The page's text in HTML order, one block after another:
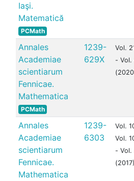
Iaşi.
Matematică
PCMath
Annales
Academiae
scientiarum
Fennicae.
Mathematica
PCMath
1239-
629X
Vol.
- Vol.
Annales
Academiae
scientiarum
Fennicae.
Mathematica
1239-
6303
Vol.
Vol.
- Vol.
(2017)